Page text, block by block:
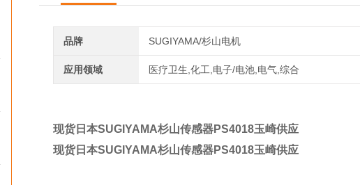
品牌 SUGIYAMA/杉山电机
应用领域 医疗卫生,化工,电子/电池,电气,综合
现货日本SUGIYAMA杉山传感器PS4018玉崎供应
现货日本SUGIYAMA杉山传感器PS4018玉崎供应